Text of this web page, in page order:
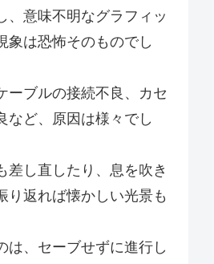
、意味不明なグラフィッ
象は恐怖そのものでし
ーブルの接続不良、カセ
など、原因は様々でし
差し直したり、息を吹き
り返れば懐かしい光景も
は、セーブせずに進行し